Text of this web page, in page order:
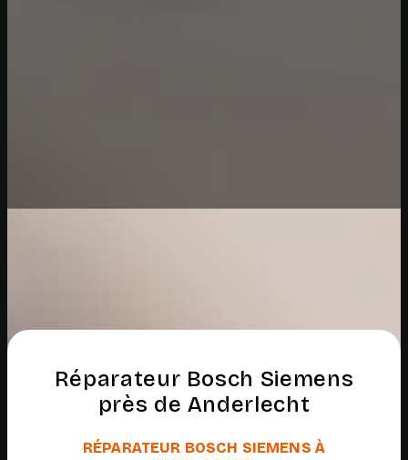
Réparateur Bosch Siemens
près de Anderlecht
RÉPARATEUR BOSCH SIEMENS À